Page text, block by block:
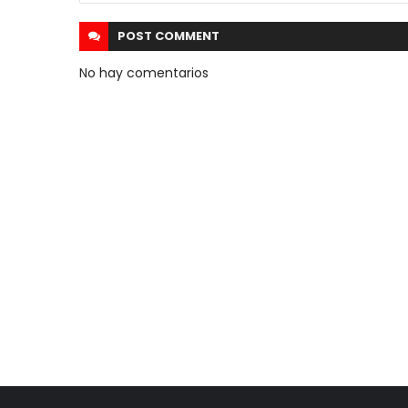
POST COMMENT
No hay comentarios